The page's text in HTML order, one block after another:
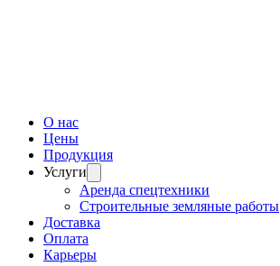
О нас
Цены
Продукция
Услуги
Аренда спецтехники
Строительные земляные работы
Доставка
Оплата
Карьеры